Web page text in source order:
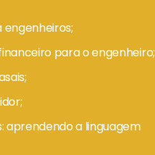
para o engenheiro;
a linguagem